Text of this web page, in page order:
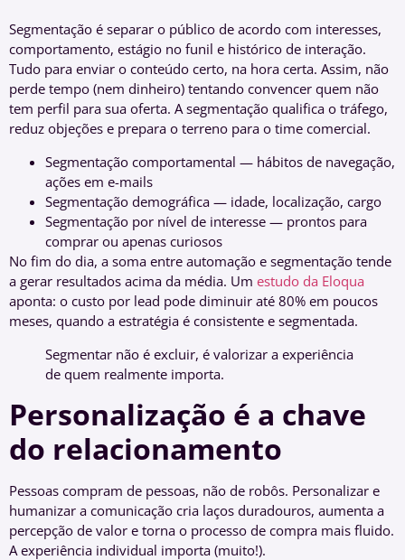
Segmentação é separar o público de acordo com interesses,
comportamento, estágio no funil e histórico de interação.
Tudo para enviar o conteúdo certo, na hora certa. Assim, não
perde tempo (nem dinheiro) tentando convencer quem não
tem perfil para sua oferta. A segmentação qualifica o tráfego,
reduz objeções e prepara o terreno para o time comercial.
Segmentação comportamental — hábitos de navegação,
ações em e-mails
Segmentação demográfica — idade, localização, cargo
Segmentação por nível de interesse — prontos para
comprar ou apenas curiosos
No fim do dia, a soma entre automação e segmentação tende
a gerar resultados acima da média. Um estudo da Eloqua
aponta: o custo por lead pode diminuir até 80% em poucos
meses, quando a estratégia é consistente e segmentada.
Segmentar não é excluir, é valorizar a experiência
de quem realmente importa.
Personalização é a chave
do relacionamento
Pessoas compram de pessoas, não de robôs. Personalizar e
humanizar a comunicação cria laços duradouros, aumenta a
percepção de valor e torna o processo de compra mais fluido.
A experiência individual importa (muito!).